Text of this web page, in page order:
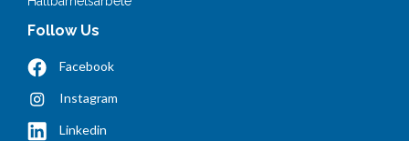
Follow Us
Facebook
Instagram
Linkedin